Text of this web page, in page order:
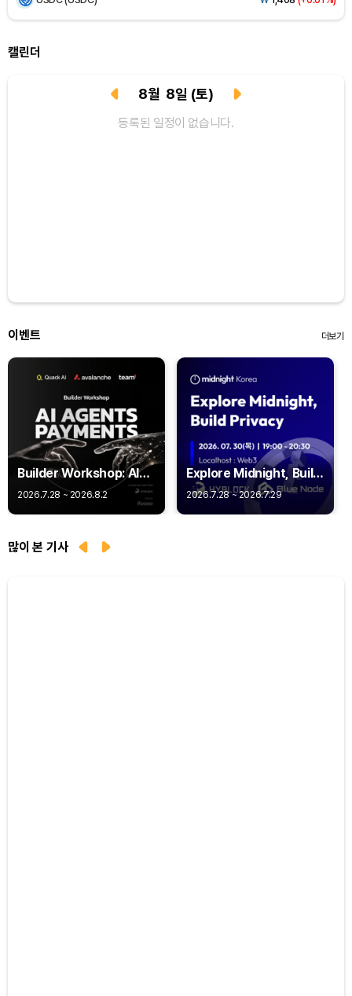
캘린더
8월 8일 (토)
등록된 일정이 없습니다.
이벤트 더보기
Builder Workshop: AI
Agent Payments -
2026.7.28 ~ 2026.8.2
Explore Midnight, Build
Privacy
2026.7.28 ~ 2026.7.29
많이 본 기사